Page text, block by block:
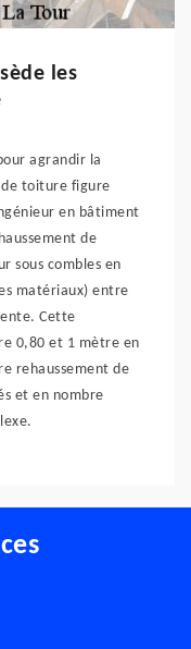
les
agrandir la
de toiture figure
en bâtiment
de
sous combles en
matériaux) entre
Cette
0,80 et 1 mètre en
rehaussement de
et en nombre